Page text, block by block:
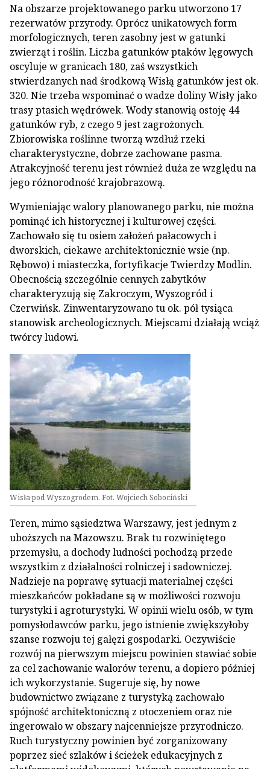
Na obszarze projektowanego parku utworzono 17
rezerwatów przyrody. Oprócz unikatowych form
morfologicznych, teren zasobny jest w gatunki
zwierząt i roślin. Liczba gatunków ptaków lęgowych
oscyluje w granicach 180, zaś wszystkich
stwierdzanych nad środkową Wisłą gatunków jest ok.
320. Nie trzeba wspominać o wadze doliny Wisły jako
trasy ptasich wędrówek. Wody stanowią ostoję 44
gatunków ryb, z czego 9 jest zagrożonych.
Zbiorowiska roślinne tworzą wzdłuż rzeki
charakterystyczne, dobrze zachowane pasma.
Atrakcyjność terenu jest również duża ze względu na
jego różnorodność krajobrazową.
Wymieniając walory planowanego parku, nie można
pominąć ich historycznej i kulturowej części.
Zachowało się tu osiem założeń pałacowych i
dworskich, ciekawe architektonicznie wsie (np.
Rębowo) i miasteczka, fortyfikacje Twierdzy Modlin.
Obecnością szczególnie cennych zabytków
charakteryzują się Zakroczym, Wyszogród i
Czerwińsk. Zinwentaryzowano tu ok. pół tysiąca
stanowisk archeologicznych. Miejscami działają wciąż
twórcy ludowi.
Wisła pod Wyszogrodem. Fot. Wojciech Sobociński
Teren, mimo sąsiedztwa Warszawy, jest jednym z
uboższych na Mazowszu. Brak tu rozwiniętego
przemysłu, a dochody ludności pochodzą przede
wszystkim z działalności rolniczej i sadowniczej.
Nadzieje na poprawę sytuacji materialnej części
mieszkańców pokładane są w możliwości rozwoju
turystyki i agroturystyki. W opinii wielu osób, w tym
pomysłodawców parku, jego istnienie zwiększyłoby
szanse rozwoju tej gałęzi gospodarki. Oczywiście
rozwój na pierwszym miejscu powinien stawiać sobie
za cel zachowanie walorów terenu, a dopiero później
ich wykorzystanie. Sugeruje się, by nowe
budownictwo związane z turystyką zachowało
spójność architektoniczną z otoczeniem oraz nie
ingerowało w obszary najcenniejsze przyrodniczo.
Ruch turystyczny powinien być zorganizowany
poprzez sieć szlaków i ścieżek edukacyjnych z